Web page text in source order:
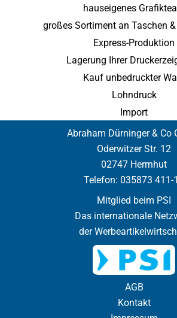
hauseigenes
großes Sortiment an Taschen
Express-Produktion
Lagerung Ihrer
Kauf unbedruckter
Lohndruck
Import
Abraham Dürninger & Co
Oderwitzer Str. 12
02747 Herrnhut
Telefon: 035873 411-
Mitglied beim PSI
Das internationale
der
AGB
Kontakt